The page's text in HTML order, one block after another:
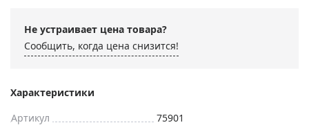
Не устраивает цена товара?
Сообщить, когда цена снизится!
Характеристики
Артикул
75901